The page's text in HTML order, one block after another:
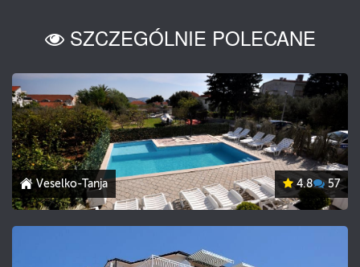
SZCZEGÓLNIE POLECANE
Veselko-Tanja 4.8 57